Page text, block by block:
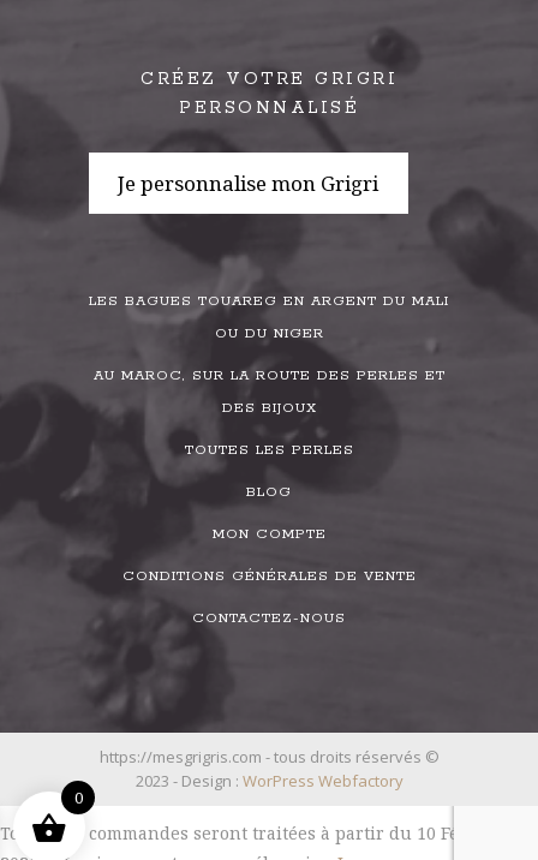
CRÉEZ VOTRE GRIGRI
PERSONNALISÉ
Je personnalise mon Grigri
LES BAGUES TOUAREG EN ARGENT DU MALI
OU DU NIGER
AU MAROC, SUR LA ROUTE DES PERLES ET
DES BIJOUX
TOUTES LES PERLES
BLOG
MON COMPTE
CONDITIONS GÉNÉRALES DE VENTE
CONTACTEZ-NOUS
https://mesgrigris.com - tous droits réservés ©
2023 - Design : WorPress Webfactory
Toutes les commandes seront traitées à partir du 10 Février
0